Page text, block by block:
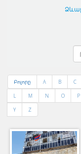
Բոլորը A B C
L
M N O P
Y
Z